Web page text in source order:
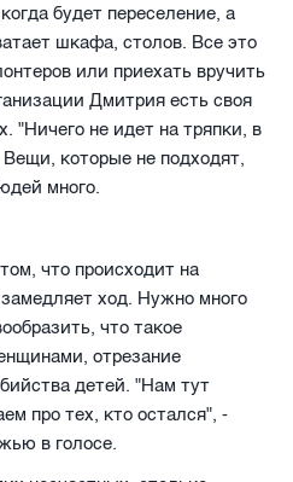
будет переселение, а
шкафа, столов. Все это
или приехать вручить
Дмитрия есть своя
"Ничего не идет на тряпки, в
Вещи, которые не подходят,
много.
что происходит на
ход. Нужно много
что такое
отрезание
детей. "Нам тут
про тех, кто остался", -
в голосе.